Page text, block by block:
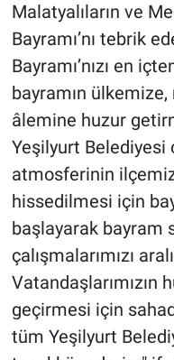
Malatyalıların ve
Bayramı’nı tebrik
Bayramı’nızı en
bayramın
âlemine huzur
Yeşilyurt Belediyesi
atmosferinin
hissedilmesi için
başlayarak bayram
çalışmalarımızı
Vatandaşlarımızın
geçirmesi için
tüm Yeşilyurt